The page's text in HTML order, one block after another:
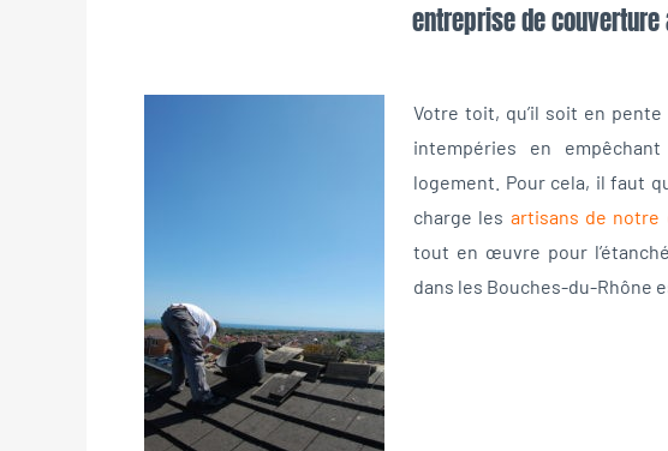
entreprise de couverture
Votre toit, qu’il soit en
intempéries en
logement. Pour cela, il faut
charge les artisans de notre
tout en œuvre pour
dans les Bouches-du-Rhône